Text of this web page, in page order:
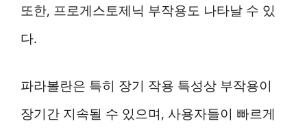
또한, 프로게스토제닉 부작용도 나타날 수 있
다.
파라볼란은 특히 장기 작용 특성상 부작용이
장기간 지속될 수 있으며, 사용자들이 빠르게